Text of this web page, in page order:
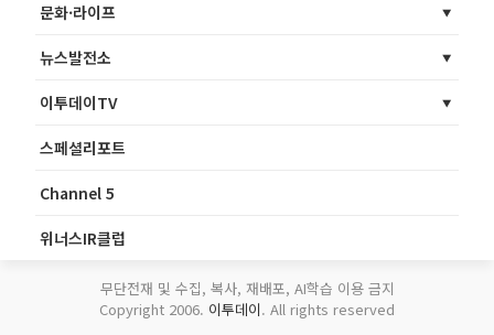
문화·라이프
뉴스발전소
이투데이TV
스페셜리포트
Channel 5
위너스IR클럽
무단전재 및 수집, 복사, 재배포, AI학습 이용 금지
Copyright 2006. 이투데이. All rights reserved